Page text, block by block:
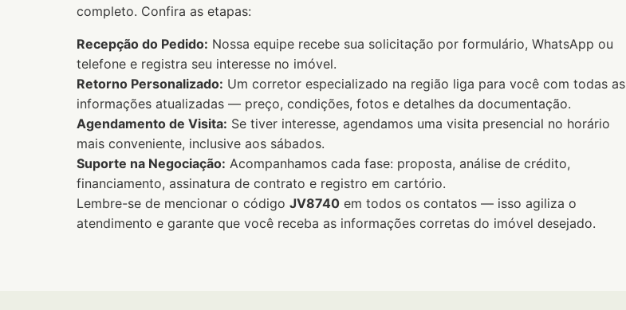
completo. Confira as etapas:
Recepção do Pedido: Nossa equipe recebe sua solicitação por formulário, WhatsApp ou
telefone e registra seu interesse no imóvel.
Retorno Personalizado: Um corretor especializado na região liga para você com todas as
informações atualizadas — preço, condições, fotos e detalhes da documentação.
Agendamento de Visita: Se tiver interesse, agendamos uma visita presencial no horário
mais conveniente, inclusive aos sábados.
Suporte na Negociação: Acompanhamos cada fase: proposta, análise de crédito,
financiamento, assinatura de contrato e registro em cartório.
Lembre-se de mencionar o código JV8740 em todos os contatos — isso agiliza o
atendimento e garante que você receba as informações corretas do imóvel desejado.